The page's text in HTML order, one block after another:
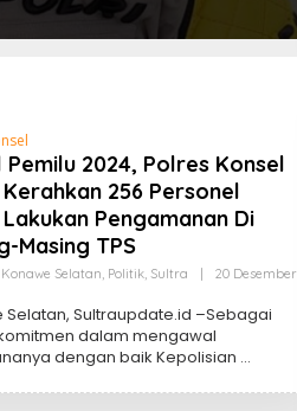
Pemilu 2024, Polres Konsel
256 Personel
Pengamanan Di
Masing TPS
Konawe Selatan, Politik, Sultra
20 Desember
Selatan, Sultraupdate.id –Sebagai
dalam mengawal
dengan baik Kepolisian